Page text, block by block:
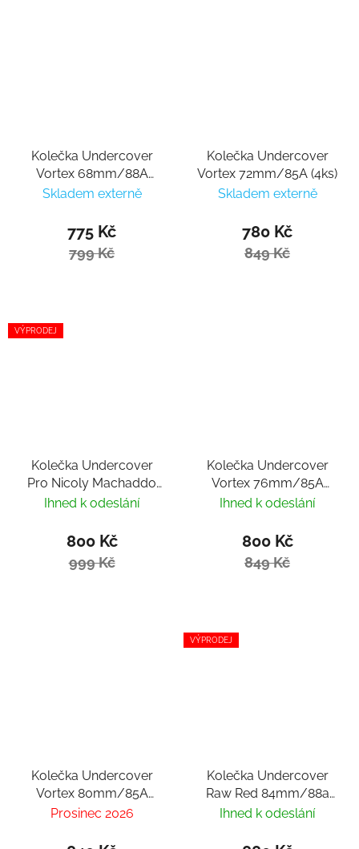
Kolečka Undercover
Vortex 68mm/88A
(4ks)
Skladem externě
775 Kč
799 Kč
Kolečka Undercover
Vortex 72mm/85A (4ks)
Skladem externě
780 Kč
849 Kč
VÝPRODEJ
Kolečka Undercover
Pro Nicoly Machaddo
58mm/90a (4ks)
Ihned k odeslání
800 Kč
999 Kč
Kolečka Undercover
Vortex 76mm/85A
(4ks)
Ihned k odeslání
800 Kč
849 Kč
Kolečka Undercover
Vortex 80mm/85A
(4ks)
Prosinec 2026
VÝPRODEJ
Kolečka Undercover
Raw Red 84mm/88a
(4ks)
Ihned k odeslání